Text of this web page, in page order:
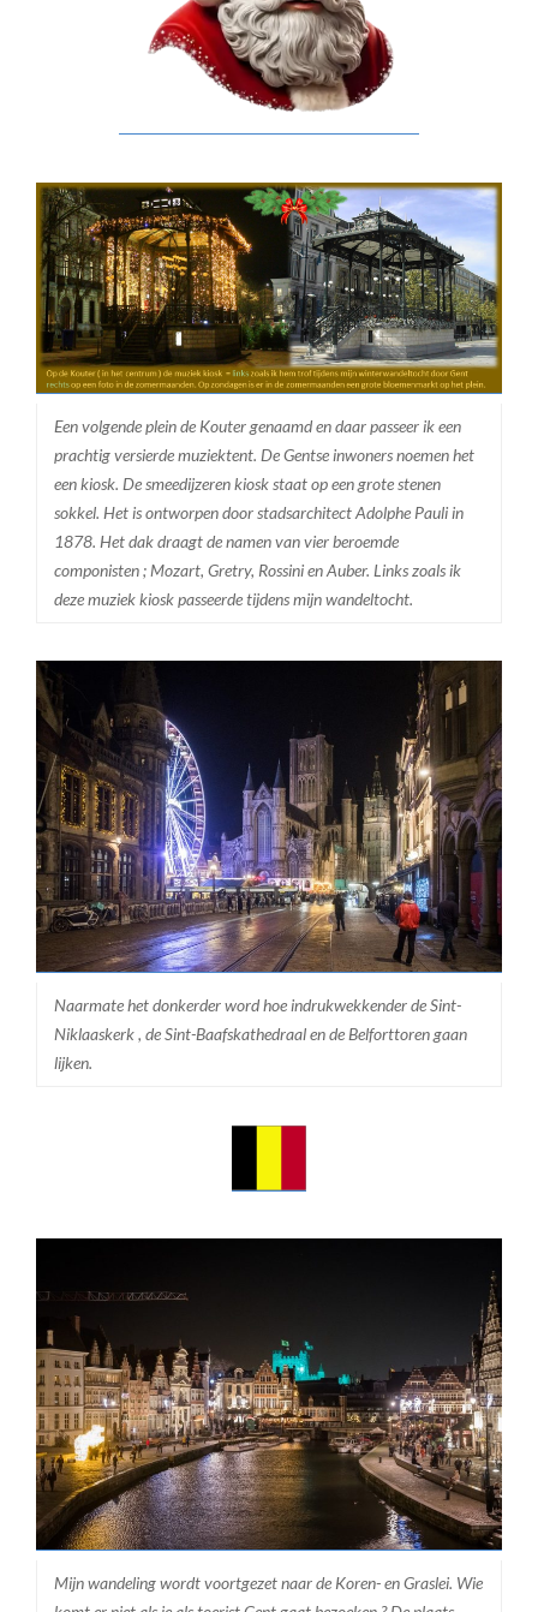
Een volgende plein de Kouter genaamd en daar passeer ik een
prachtig versierde muziektent. De Gentse inwoners noemen het
een kiosk. De smeedijzeren kiosk staat op een grote stenen
sokkel. Het is ontworpen door stadsarchitect Adolphe Pauli in
1878. Het dak draagt de namen van vier beroemde
componisten ; Mozart, Gretry, Rossini en Auber. Links zoals ik
deze muziek kiosk passeerde tijdens mijn wandeltocht.
Naarmate het donkerder word hoe indrukwekkender de Sint-
Niklaaskerk , de Sint-Baafskathedraal en de Belforttoren gaan
lijken.
Mijn wandeling wordt voortgezet naar de Koren- en Graslei. Wie